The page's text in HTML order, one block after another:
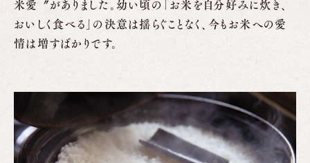
米愛〞がありました。幼い頃の「お米を自分好みに炊き、
おいしく食べる」の決意は揺らぐことなく、今もお米への愛
情は増すばかりです。